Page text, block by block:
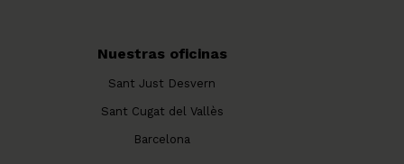
Nuestras oficinas
Sant Just Desvern
Sant Cugat del Vallès
Barcelona